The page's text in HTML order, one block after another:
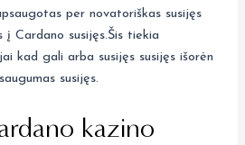
per novatoriškas susijęs
į Cardano susijęs.Šis tiekia
kad gali arba susijęs susijęs išorėn
susijęs.
kazino